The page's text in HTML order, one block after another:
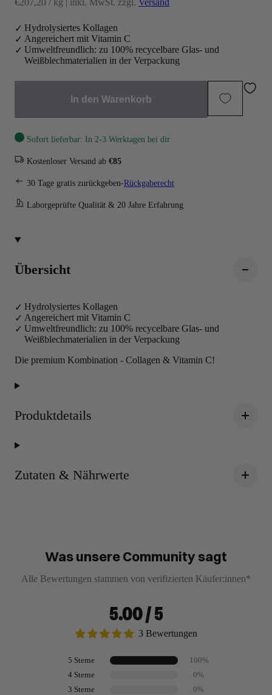
€207,20 / kg | inkl. MwSt. zzgl. Versand
Hydrolysiertes Kollagen
Angereichert mit Vitamin C
Umweltfreundlich: zu 100% recycelbare Glas- und
Weißblechmaterialien in der Verpackung
In den Warenkorb
Sofort lieferbar: In 2-3 Werktagen bei dir
Kostenloser Versand ab €85
30 Tage gratis zurückgeben-Rückgaberecht
Laborgeprüfte Qualität & 20 Jahre Erfahrung
Übersicht
Hydrolysiertes Kollagen
Angereichert mit Vitamin C
Umweltfreundlich: zu 100% recycelbare Glas- und
Weißblechmaterialien in der Verpackung
Die premium Kombination - Collagen & Vitamin C!
Produktdetails
Zutaten & Nährwerte
Was unsere Community sagt
Alle Bewertungen stammen von verifizierten Käufer:innen*
5.00 / 5
3 Bewertungen
5 Sterne
100%
4 Sterne
0%
3 Sterne
0%